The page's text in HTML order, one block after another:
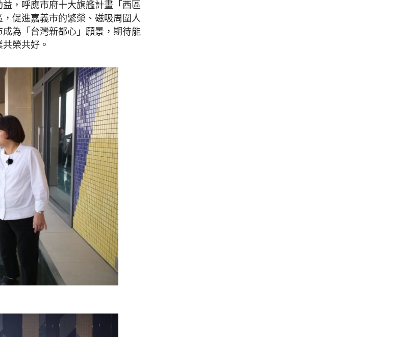
，呼應市府十大旗艦計畫「西區
促進嘉義市的繁榮、磁吸周圍人
為「台灣新都心」願景，期待能
榮共好。